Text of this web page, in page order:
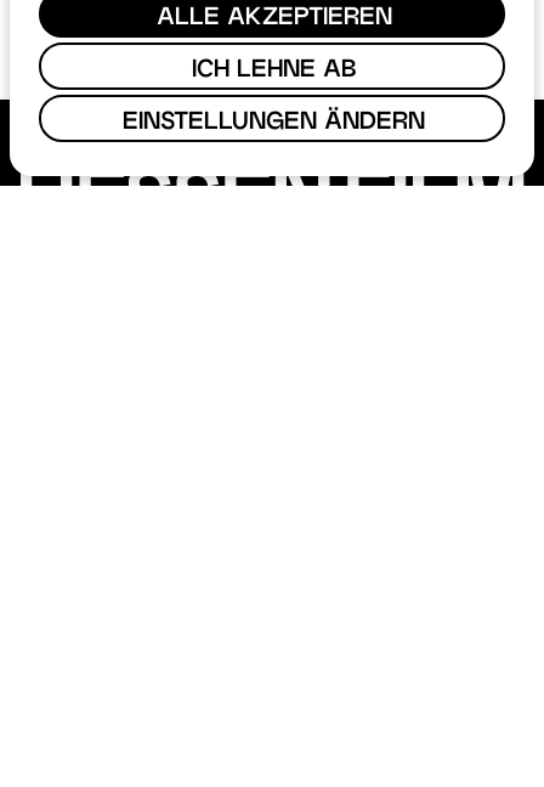
ALLE AKZEPTIEREN
ICH LEHNE AB
EINSTELLUNGEN ÄNDERN
Ich stimme derDatenschutzerklärung zu